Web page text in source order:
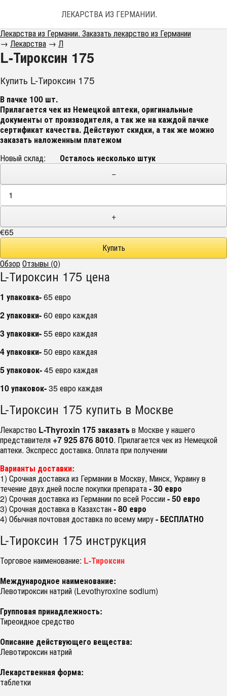
ЛЕКАРСТВА ИЗ ГЕРМАНИИ. ЗАКАЗАТЬ
Лекарства из Германии. Заказать лекарство из Германии
→ Лекарства → Л
L-Тироксин 175
Купить L-Тироксин 175
В пачке 100 шт.
Прилагается чек из Немецкой аптеки, оригинальные
документы от производителя, а так же на каждой пачке
сертификат качества. Действуют скидки, а так же можно
заказать наложенным платежом
Новый склад:
Осталось несколько штук
−
+
€65
ОбзорОтзывы (0)
L-Тироксин 175 цена
1 упаковка-65 евро
2 упаковки-60 евро каждая
3 упаковки-55 евро каждая
4 упаковки-50 евро каждая
5 упаковок-45 евро каждая
10 упаковок-35 евро каждая
L-Тироксин 175 купить в Москве
Лекарство L-Thyroxin 175 заказатьв Москве у нашего
представителя +7 925 876 8010. Прилагается чек из Немецкой
аптеки. Экспресс доставка. Оплата при получении
Варианты доставки:
1) Срочная доставка из Германии в Москву, Минск, Украину в
течение двух дней после покупки препарата- 30 евро
2) Срочная доставка из Германии по всей России- 50 евро
3) Срочная доставка в Казахстан- 80 евро
4) Обычная почтовая доставка по всему миру- БЕСПЛАТНО
L-Тироксин 175 инструкция
Торговое наименование: L-Тироксин
Международное наименование:
Левотироксин натрий (Levothyroxine sodium)
Групповая принадлежность:
Тиреоидное средство
Описание действующего вещества:
Левотироксин натрий
Лекарственная форма:
таблетки